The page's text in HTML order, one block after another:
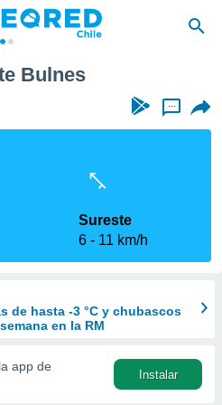
Bulnes
...
Sureste
6
11 km/h
de hasta -3 °C y chubascos
en la RM
la app de
Instalar